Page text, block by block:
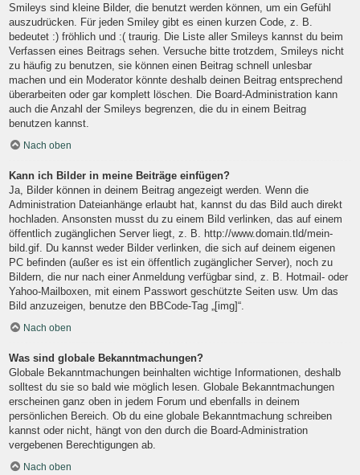
Smileys sind kleine Bilder, die benutzt werden können, um ein Gefühl
auszudrücken. Für jeden Smiley gibt es einen kurzen Code, z. B.
bedeutet :) fröhlich und :( traurig. Die Liste aller Smileys kannst du beim
Verfassen eines Beitrags sehen. Versuche bitte trotzdem, Smileys nicht
zu häufig zu benutzen, sie können einen Beitrag schnell unlesbar
machen und ein Moderator könnte deshalb deinen Beitrag entsprechend
überarbeiten oder gar komplett löschen. Die Board-Administration kann
auch die Anzahl der Smileys begrenzen, die du in einem Beitrag
benutzen kannst.
Nach oben
Kann ich Bilder in meine Beiträge einfügen?
Ja, Bilder können in deinem Beitrag angezeigt werden. Wenn die
Administration Dateianhänge erlaubt hat, kannst du das Bild auch direkt
hochladen. Ansonsten musst du zu einem Bild verlinken, das auf einem
öffentlich zugänglichen Server liegt, z. B. http://www.domain.tld/mein-
bild.gif. Du kannst weder Bilder verlinken, die sich auf deinem eigenen
PC befinden (außer es ist ein öffentlich zugänglicher Server), noch zu
Bildern, die nur nach einer Anmeldung verfügbar sind, z. B. Hotmail- oder
Yahoo-Mailboxen, mit einem Passwort geschützte Seiten usw. Um das
Bild anzuzeigen, benutze den BBCode-Tag „[img]“.
Nach oben
Was sind globale Bekanntmachungen?
Globale Bekanntmachungen beinhalten wichtige Informationen, deshalb
solltest du sie so bald wie möglich lesen. Globale Bekanntmachungen
erscheinen ganz oben in jedem Forum und ebenfalls in deinem
persönlichen Bereich. Ob du eine globale Bekanntmachung schreiben
kannst oder nicht, hängt von den durch die Board-Administration
vergebenen Berechtigungen ab.
Nach oben